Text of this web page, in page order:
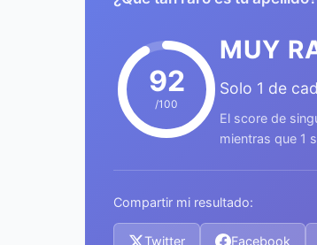
92
/100
MUY
Solo 1 de
El score de
mientras que 1
Compartir mi resultado:
Twitter Facebook